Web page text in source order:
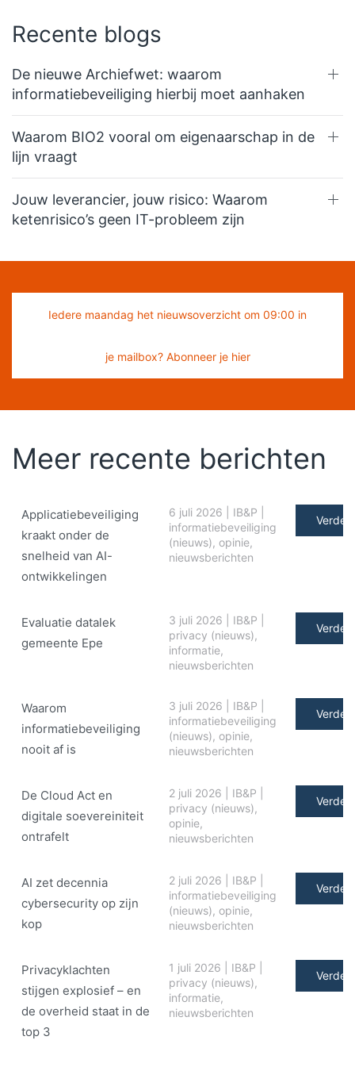
Recente blogs
De nieuwe Archiefwet: waarom
informatiebeveiliging hierbij moet aanhaken
Waarom BIO2 vooral om eigenaarschap in de
lijn vraagt
Jouw leverancier, jouw risico: Waarom
ketenrisico’s geen IT-probleem zijn
Iedere maandag het nieuwsoverzicht om 09:00 in
je mailbox? Abonneer je hier
Meer recente berichten
Applicatiebeveiliging
kraakt onder de
snelheid van AI-
ontwikkelingen
6 juli 2026 IB&P
informatiebeveiliging
(nieuws), opinie,
nieuwsberichten
Verder
Evaluatie datalek
gemeente Epe
3 juli 2026 IB&P
privacy (nieuws),
informatie,
nieuwsberichten
Verder
Waarom
informatiebeveiliging
nooit af is
3 juli 2026 IB&P
informatiebeveiliging
(nieuws), opinie,
nieuwsberichten
Verder
De Cloud Act en
digitale soe­ve­rei­ni­teit
ontrafelt
2 juli 2026 IB&P
privacy (nieuws),
opinie,
nieuwsberichten
Verder
AI zet decennia
cybersecurity op zijn
kop
2 juli 2026 IB&P
informatiebeveiliging
(nieuws), opinie,
nieuwsberichten
Verder
Privacyklachten
stijgen explosief – en
de overheid staat in de
top 3
1 juli 2026 IB&P
privacy (nieuws),
informatie,
nieuwsberichten
Verder